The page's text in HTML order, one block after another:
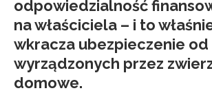
odpowiedzialność
na właściciela – i to
wkracza ubezpieczenie od
wyrządzonych przez
domowe.